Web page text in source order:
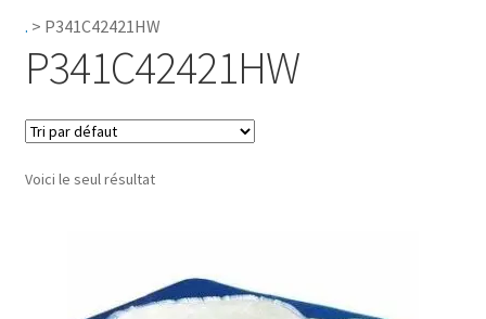
Accessoires Salle de bain
. > P341C42421HW
P341C42421HW
Voici le seul résultat